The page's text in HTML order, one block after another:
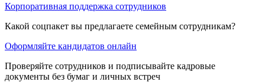
Корпоративная поддержка сотрудников
Какой соцпакет вы предлагаете семейным сотрудникам?
Оформляйте кандидатов онлайн
Проверяйте сотрудников и подписывайте кадровые
документы без бумаг и личных встреч